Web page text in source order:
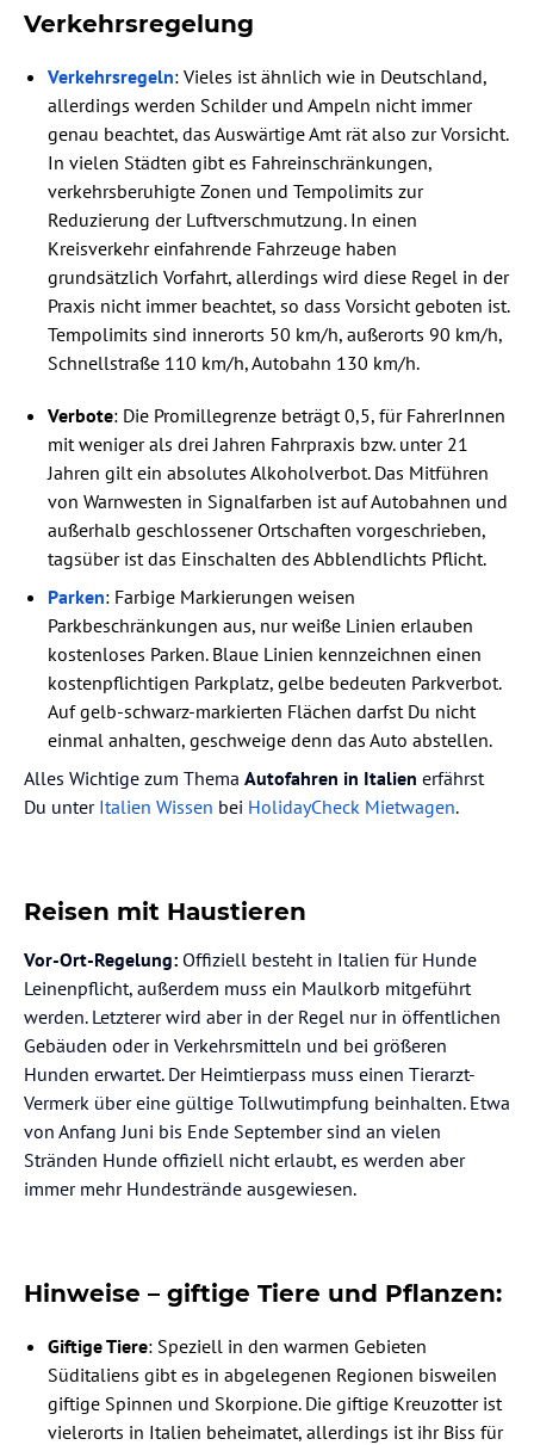
Verkehrsregelung
Verkehrsregeln: Vieles ist ähnlich wie in Deutschland,
allerdings werden Schilder und Ampeln nicht immer
genau beachtet, das Auswärtige Amt rät also zur Vorsicht.
In vielen Städten gibt es Fahreinschränkungen,
verkehrsberuhigte Zonen und Tempolimits zur
Reduzierung der Luftverschmutzung. In einen
Kreisverkehr einfahrende Fahrzeuge haben
grundsätzlich Vorfahrt, allerdings wird diese Regel in der
Praxis nicht immer beachtet, so dass Vorsicht geboten ist.
Tempolimits sind innerorts 50 km/h, außerorts 90 km/h,
Schnellstraße 110 km/h, Autobahn 130 km/h.
Verbote: Die Promillegrenze beträgt 0,5, für FahrerInnen
mit weniger als drei Jahren Fahrpraxis bzw. unter 21
Jahren gilt ein absolutes Alkoholverbot. Das Mitführen
von Warnwesten in Signalfarben ist auf Autobahnen und
außerhalb geschlossener Ortschaften vorgeschrieben,
tagsüber ist das Einschalten des Abblendlichts Pflicht.
Parken: Farbige Markierungen weisen
Parkbeschränkungen aus, nur weiße Linien erlauben
kostenloses Parken. Blaue Linien kennzeichnen einen
kostenpflichtigen Parkplatz, gelbe bedeuten Parkverbot.
Auf gelb-schwarz-markierten Flächen darfst Du nicht
einmal anhalten, geschweige denn das Auto abstellen.
Alles Wichtige zum Thema Autofahren in Italien erfährst
Du unter Italien Wissen bei HolidayCheck Mietwagen.
Reisen mit Haustieren
Vor-Ort-Regelung: Offiziell besteht in Italien für Hunde
Leinenpflicht, außerdem muss ein Maulkorb mitgeführt
werden. Letzterer wird aber in der Regel nur in öffentlichen
Gebäuden oder in Verkehrsmitteln und bei größeren
Hunden erwartet. Der Heimtierpass muss einen Tierarzt-
Vermerk über eine gültige Tollwutimpfung beinhalten. Etwa
von Anfang Juni bis Ende September sind an vielen
Stränden Hunde offiziell nicht erlaubt, es werden aber
immer mehr Hundestrände ausgewiesen.
Hinweise – giftige Tiere und Pflanzen:
Giftige Tiere: Speziell in den warmen Gebieten
Süditaliens gibt es in abgelegenen Regionen bisweilen
giftige Spinnen und Skorpione. Die giftige Kreuzotter ist
vielerorts in Italien beheimatet, allerdings ist ihr Biss für